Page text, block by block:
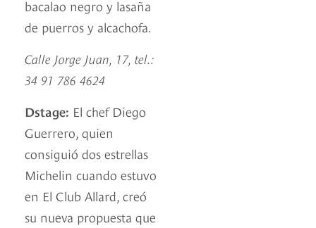
bacalao negro y lasaña
de puerros y alcachofa.
Calle Jorge Juan, 17, tel.:
34 91 786 4624
Dstage: El chef Diego
Guerrero, quien
consiguió dos estrellas
Michelin cuando estuvo
en El Club Allard, creó
su nueva propuesta que